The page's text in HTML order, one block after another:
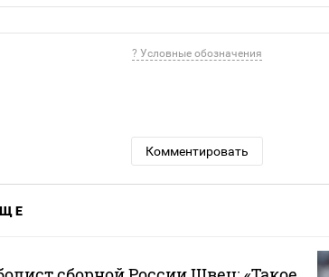
? Условные обозначения
Комментировать